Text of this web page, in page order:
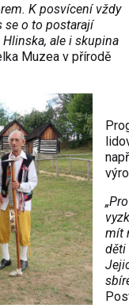
K posvícení vždy
se o to postarají
ale i skupina
Muzea v přírodě
mít
děti